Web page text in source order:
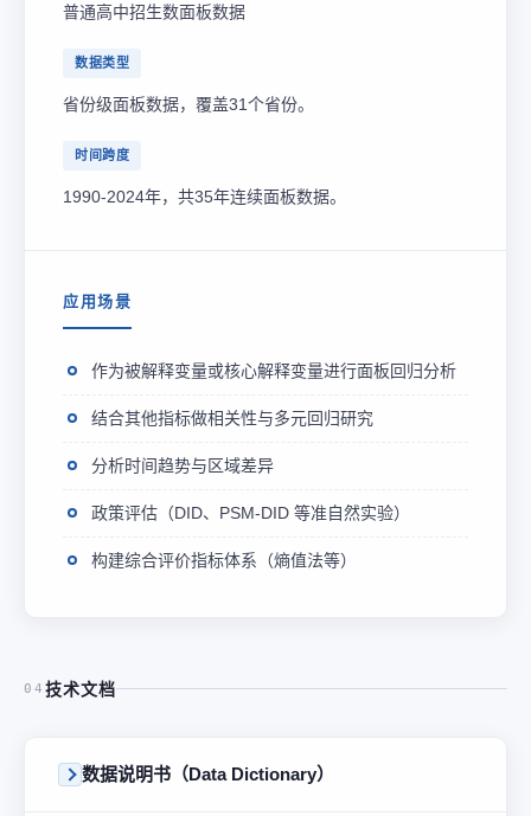
普通高中招生数面板数据
数据类型
省份级面板数据，覆盖31个省份。
时间跨度
1990-2024年，共35年连续面板数据。
应用场景
作为被解释变量或核心解释变量进行面板回归分析
结合其他指标做相关性与多元回归研究
分析时间趋势与区域差异
政策评估（DID、PSM-DID 等准自然实验）
构建综合评价指标体系（熵值法等）
04 技术文档
数据说明书（Data Dictionary）